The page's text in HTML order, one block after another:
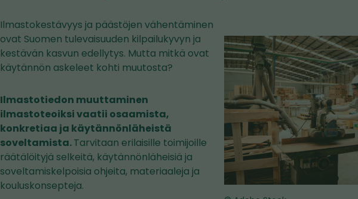
Ilmastokestävyys ja päästöjen vähentäminen
ovat Suomen tulevaisuuden kilpailukyvyn ja
kestävän kasvun edellytys. Mutta mitkä ovat
käytännön askeleet kohti muutosta?
Ilmastotiedon muuttaminen
ilmastoteoiksi vaatii osaamista,
konkretiaa ja käytännönläheistä
soveltamista.Tarvitaan erilaisille toimijoille
räätälöityjä selkeitä, käytännönläheisiä ja
soveltamiskelpoisia ohjeita, materiaaleja ja
kouluskonsepteja.